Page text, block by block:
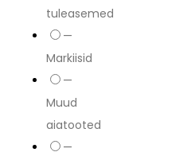
tuleasemed
—
Markiisid
—
Muud
aiatooted
—